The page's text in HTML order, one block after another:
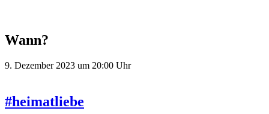
Wann?
9. Dezember 2023 um 20:00 Uhr
#heimatliebe